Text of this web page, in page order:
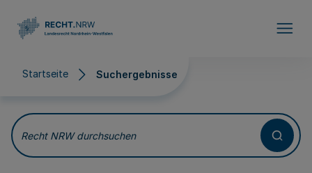
Startseite Suchergebnisse
Suchergebnisse
Recht NRW durchsuchen